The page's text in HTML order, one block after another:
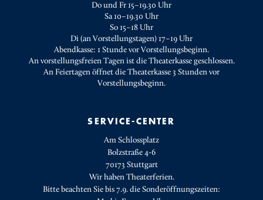
Do und Fr 15–19.30 Uhr
Sa 10–19.30 Uhr
So 15–18 Uhr
Di (an Vorstellungstagen) 17–19 Uhr
Abendkasse: 1 Stunde vor Vorstellungsbeginn.
An vorstellungsfreien Tagen ist die Theaterkasse geschlossen.
An Feiertagen öffnet die Theaterkasse 3 Stunden vor
Vorstellungsbeginn.
SERVICE-CENTER
Am Schlossplatz
Bolzstraße 4-6
70173 Stuttgart
Wir haben Theaterferien.
Bitte beachten Sie bis 7.9. die Sonderöffnungszeiten: